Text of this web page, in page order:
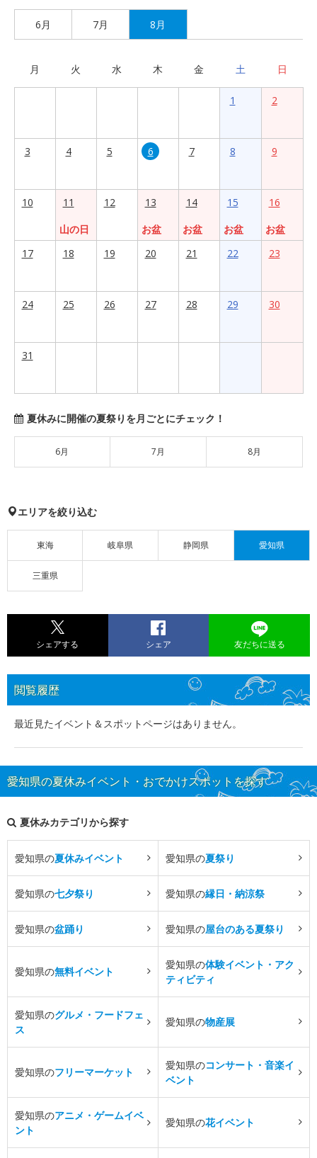
6月 7月 8月
月 火 水 木 金 土 日
1 2
3 4 5 6 7 8 9
10
11
山の日
12
13
お盆
14
お盆
15
お盆
16
お盆
17
18 19 20 21 22 23
24 25 26 27 28 29 30
31
夏休みに開催の夏祭りを月ごとにチェック！
6月 7月 8月
エリアを絞り込む
東海 岐阜県 静岡県 愛知県
三重県
シェアする シェア 友だちに送る
閲覧履歴
最近見たイベント＆スポットページはありません。
愛知県の夏休みイベント・おでかけスポットを探す
夏休みカテゴリから探す
愛知県の夏休みイベント 愛知県の夏祭り
愛知県の七夕祭り 愛知県の縁日・納涼祭
愛知県の盆踊り 愛知県の屋台のある夏祭り
愛知県の無料イベント
愛知県の体験イベント・アク
ティビティ
愛知県のグルメ・フードフェ
ス
愛知県の物産展
愛知県のフリーマーケット
愛知県のコンサート・音楽イ
ベント
愛知県のアニメ・ゲームイベ
ント
愛知県の花イベント